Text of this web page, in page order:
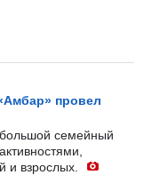
провел
семейный
и взрослых.